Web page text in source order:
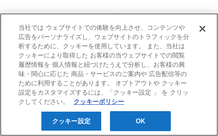
Cookieポリシー
©Persona Co.,Ltd. All Rights Reserved.
当社では ウェブサイトでの体験を向上させ、コンテンツや
広告をパーソナライズし、ウェブサイトのトラフィックを分
析するために、クッキーを使用しています。 また、当社は
クッキーにより取得した お客様の当ウェブサイトでの閲覧
履歴情報を 個人情報と紐づけたうえで分析し、お客様の興
味・関心に応じた 商品・サービスのご案内や 広告配信等の
ために利用することがあります。 オプトアウトや クッキー
設定をカスタマイズするには、「クッキー設定 」 を クリッ
クしてください。
クッキーポリシー
クッキー設定 OK